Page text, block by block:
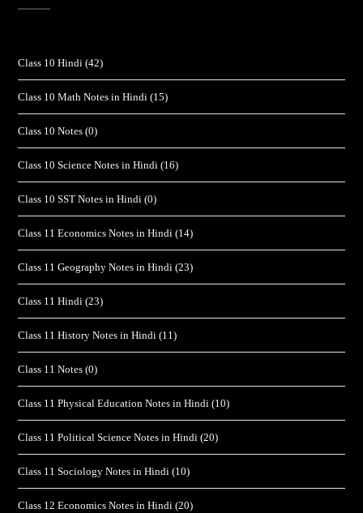
Class 10 Hindi (42)
Class 10 Math Notes in Hindi (15)
Class 10 Notes (0)
Class 10 Science Notes in Hindi (16)
Class 10 SST Notes in Hindi (0)
Class 11 Economics Notes in Hindi (14)
Class 11 Geography Notes in Hindi (23)
Class 11 Hindi (23)
Class 11 History Notes in Hindi (11)
Class 11 Notes (0)
Class 11 Physical Education Notes in Hindi (10)
Class 11 Political Science Notes in Hindi (20)
Class 11 Sociology Notes in Hindi (10)
Class 12 Economics Notes in Hindi (20)